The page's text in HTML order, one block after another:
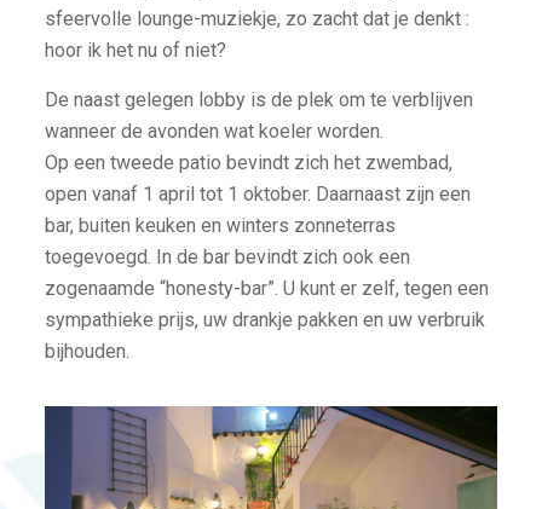
sfeervolle lounge-muziekje, zo zacht dat je denkt :
hoor ik het nu of niet?
De naast gelegen lobby is de plek om te verblijven
wanneer de avonden wat koeler worden.
Op een tweede patio bevindt zich het zwembad,
open vanaf 1 april tot 1 oktober. Daarnaast zijn een
bar, buiten keuken en winters zonneterras
toegevoegd. In de bar bevindt zich ook een
zogenaamde “honesty-bar”. U kunt er zelf, tegen een
sympathieke prijs, uw drankje pakken en uw verbruik
bijhouden.